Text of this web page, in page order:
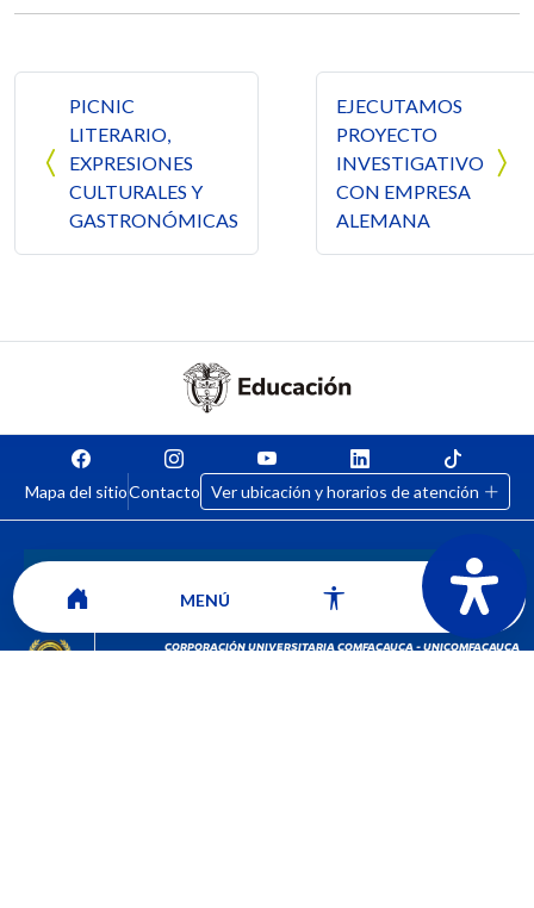
PICNIC
LITERARIO,
EXPRESIONES
CULTURALES Y
GASTRONÓMICAS
EJECUTAMOS
PROYECTO
INVESTIGATIVO
CON EMPRESA
ALEMANA
Mapa del sitioContacto Ver ubicación y horarios de atención
CORPORACIÓN UNIVERSITARIA COMFACAUCA - UNICOMFACAUCA
MENÚ